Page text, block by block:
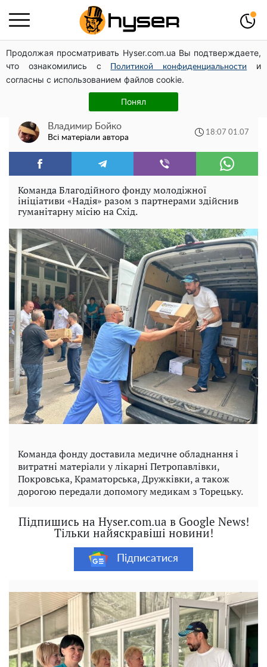
Продолжая просматривать Hyser.com.ua Вы подтверждаете,
что ознакомились с
Политикой конфиденциальности
и
согласны с использованием файлов cookie.
Понял
Гола Олена Тополя у цікавих позах змусила відвисати
щелепи: злив відео – було лише початком
БФ молодіжної ініціативи «Надія»
передав допомогу шпиталям Донеччини
Владимир Бойко
Всі матеріали автора
18:07 01.07
Команда Благодійного фонду молодіжної
ініціативи «Надія» разом з партнерами здійснив
гуманітарну місію на Схід.
Команда фонду доставила медичне обладнання і
витратні матеріали у лікарні Петропавлівки,
Покровська, Краматорська, Дружківки, а також
дорогою передали допомогу медикам з Торецьку.
Підпишись на Hyser.com.ua в Google News!
Тільки найяскравіші новини!
Підписатися